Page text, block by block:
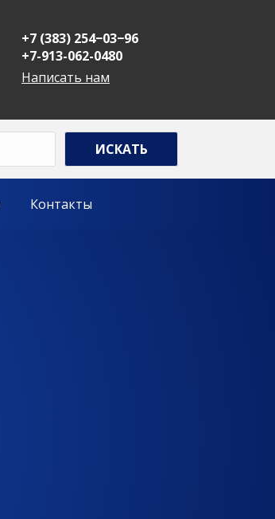
+7 (383) 254−03−96
+7-913-062-0480
Написать нам
Контакты